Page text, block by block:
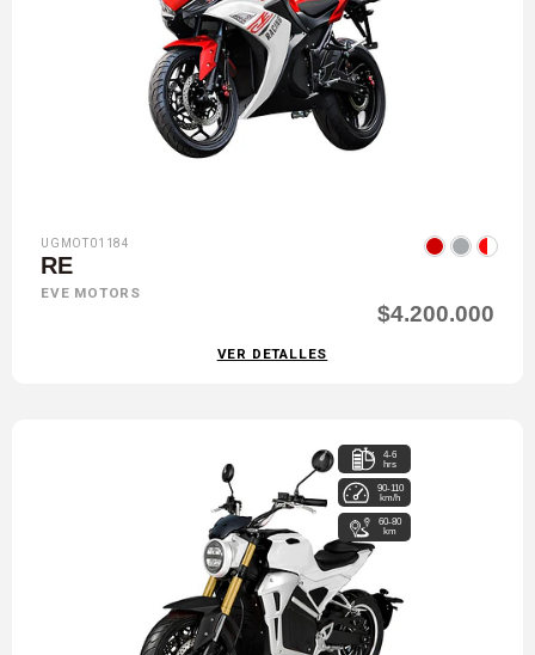
UGMOT01184
RE
EVE MOTORS
$4.200.000
VER DETALLES
4-6
hrs
90-110
km/h
60-80
km